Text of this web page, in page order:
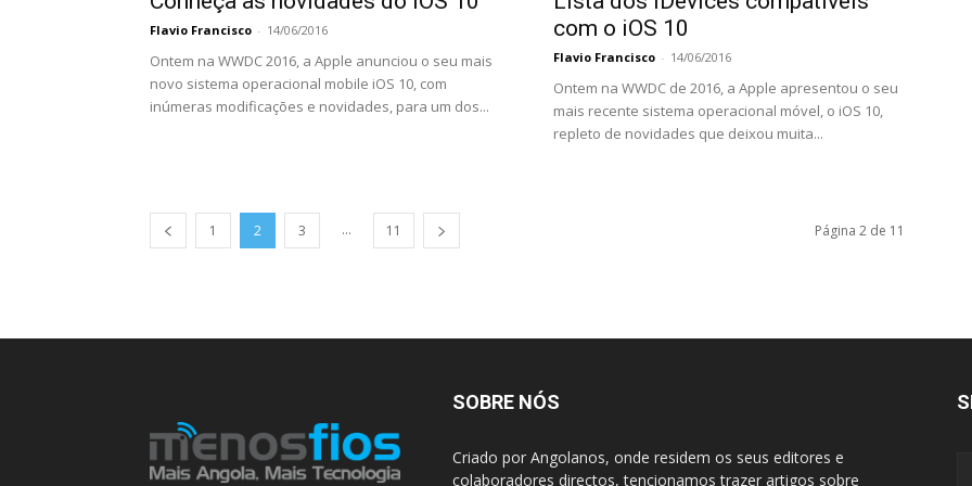
Flavio Francisco - 14/06/2016
Ontem na WWDC 2016, a Apple anunciou o seu mais
novo sistema operacional mobile iOS 10, com
inúmeras modificações e novidades, para um dos...
com o iOS 10
Flavio Francisco - 14/06/2016
Ontem na WWDC de 2016, a Apple apresentou o seu
mais recente sistema operacional móvel, o iOS 10,
repleto de novidades que deixou muita...
1 2 3 ... 11 Página 2 de 11
SOBRE NÓS
Criado por Angolanos, onde residem os seus editores e
colaboradores directos, tencionamos trazer artigos sobre